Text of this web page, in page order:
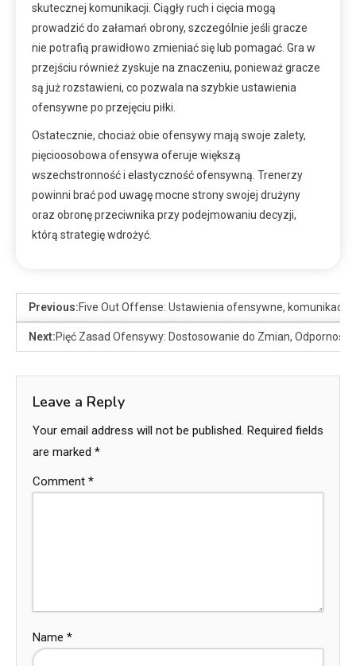
skutecznej komunikacji. Ciągły ruch i cięcia mogą
prowadzić do załamań obrony, szczególnie jeśli gracze
nie potrafią prawidłowo zmieniać się lub pomagać. Gra w
przejściu również zyskuje na znaczeniu, ponieważ gracze
są już rozstawieni, co pozwala na szybkie ustawienia
ofensywne po przejęciu piłki.
Ostatecznie, chociaż obie ofensywy mają swoje zalety,
pięcioosobowa ofensywa oferuje większą
wszechstronność i elastyczność ofensywną. Trenerzy
powinni brać pod uwagę mocne strony swojej drużyny
oraz obronę przeciwnika przy podejmowaniu decyzji,
którą strategię wdrożyć.
Previous:Five Out Offense: Ustawienia ofensywne,
Next:Pięć Zasad Ofensywy: Dostosowanie do Zmian, Odporność
Leave a Reply
Your email address will not be published. Required fields
are marked *
Comment *
Name *